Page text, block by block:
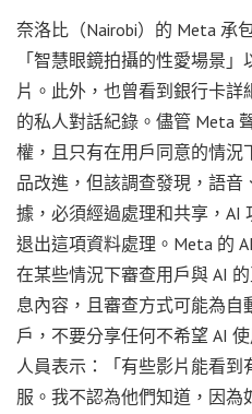
奈洛比（Nairobi）的 Meta 承
「智慧眼鏡拍攝的性愛場景
片。此外，也曾看到銀行卡
的私人對話紀錄。儘管 Meta
權，且只有在用戶同意的情
品改進，但該調查發現，語
據，必須經過處理和共享，AI
退出這項資料處理。Meta 的
在某些情況下審查用戶與 AI
息內容，且審查方式可能為自
戶，不要分享任何不希望 AI
人員表示：「有些影片能看
服。我不認為他們知道，因為